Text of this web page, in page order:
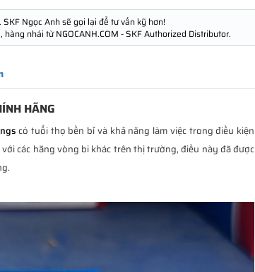
Ngọc Anh sẽ gọi lại để tư vấn kỹ hơn!
nhái từ NGOCANH.COM - SKF Authorized Distributor.
HÃNG
có tuổi thọ bền bỉ và khả năng làm việc trong điều kiện
các hãng vòng bi khác trên thị trường, điều này đã được